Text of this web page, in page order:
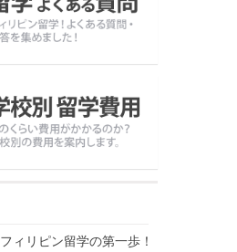
フィリピン留学の第一歩！